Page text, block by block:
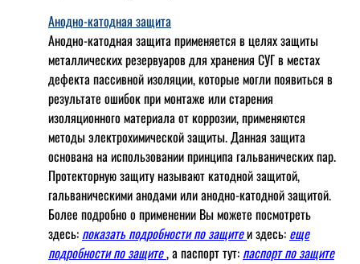
Анодно-катодная защита
Анодно-катодная защита применяется в целях защиты
металлических резервуаров для хранения СУГ в местах
дефекта пассивной изоляции, которые могли появиться в
результате ошибок при монтаже или старения
изоляционного материала от коррозии, применяются
методы электрохимической защиты. Данная защита
основана на использовании принципа гальванических пар.
Протекторную защиту называют катодной защитой,
гальваническими анодами или анодно-катодной защитой.
Более подробно о применении Вы можете посмотреть
здесь: показать подробности по защитеи здесь: еще
подробности по защите, а паспорт тут: паспорт по защите